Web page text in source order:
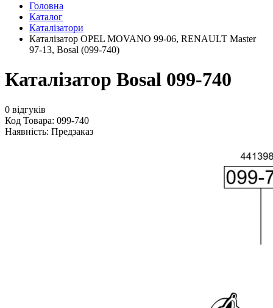
Головна
Каталог
Каталізатори
Каталізатор OPEL MOVANO 99-06, RENAULT Master
97-13, Bosal (099-740)
Каталізатор Bosal 099-740
0 відгуків
Код Товара: 099-740
Наявність: Предзаказ